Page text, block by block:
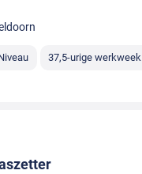
37,5-urige werkweek